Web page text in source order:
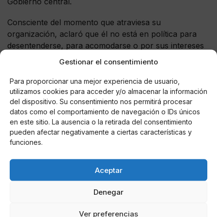
Gestionar el consentimiento
Para proporcionar una mejor experiencia de usuario,
utilizamos cookies para acceder y/o almacenar la información
del dispositivo. Su consentimiento nos permitirá procesar
datos como el comportamiento de navegación o IDs únicos
en este sitio. La ausencia o la retirada del consentimiento
pueden afectar negativamente a ciertas características y
funciones.
Aceptar
Denegar
Ver preferencias
Consciente del momento que atraviesa su
organización, aclaró que él no está en política para
desentenderse, para acomodarse o por sus intereses
propios: “No llevo todo este tiempo en Galicia
ahora escoger la opción más sencilla”.
Durante su intervención ante la Junta Directiva del
PPdeG, Feijóo recordó que en junio de 2018 también
tuvo la oportunidad de presentarse para presidir el PP
pero, ante un contexto en el conjunto del Estado que
era mucho mejor que el actual, entendió que la mejor
manera de servir a nuestro país era quedarse en la
comunidad a la que le debe todo.